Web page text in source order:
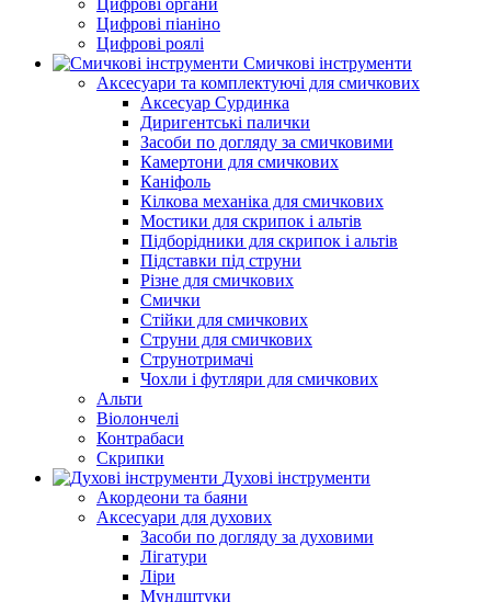
Цифрові органи
Цифрові піаніно
Цифрові роялі
Смичкові інструменти
Аксесуари та комплектуючі для смичкових
Аксесуар Сурдинка
Диригентські палички
Засоби по догляду за смичковими
Камертони для смичкових
Каніфоль
Кілкова механіка для смичкових
Мостики для скрипок і альтів
Підборiдники для скрипок і альтів
Підставки під струни
Різне для смичкових
Смички
Стійки для смичкових
Струни для смичкових
Струнотримачі
Чохли і футляри для смичкових
Альти
Віолончелі
Контрабаси
Скрипки
Духові інструменти
Акордеони та баяни
Аксесуари для духових
Засоби по догляду за духовими
Лігатури
Ліри
Мундштуки